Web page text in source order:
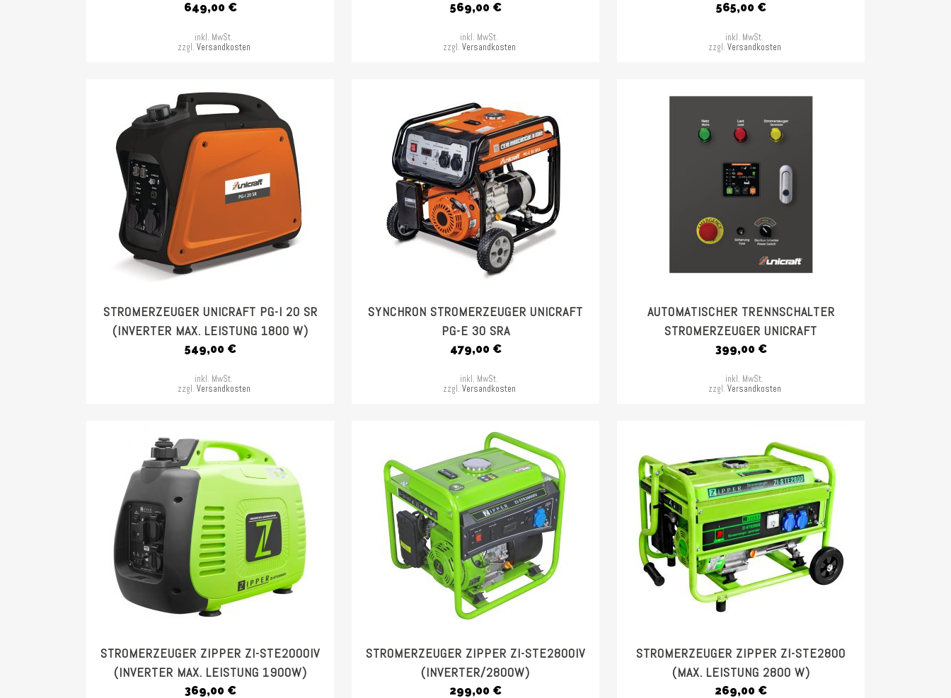
649,00 €
inkl. MwSt.
zzgl. Versandkosten
569,00 €
inkl. MwSt.
zzgl. Versandkosten
565,00 €
inkl. MwSt.
zzgl. Versandkosten
STROMERZEUGER UNICRAFT PG-I 20 SR
(INVERTER MAX. LEISTUNG 1800 W)
549,00 €
inkl. MwSt.
zzgl. Versandkosten
SYNCHRON STROMERZEUGER UNICRAFT
PG-E 30 SRA
479,00 €
inkl. MwSt.
zzgl. Versandkosten
AUTOMATISCHER TRENNSCHALTER
STROMERZEUGER UNICRAFT
399,00 €
inkl. MwSt.
zzgl. Versandkosten
STROMERZEUGER ZIPPER ZI-STE2000IV
(INVERTER MAX. LEISTUNG 1900W)
369,00 €
STROMERZEUGER ZIPPER ZI-STE2800IV
(INVERTER/2800W)
299,00 €
STROMERZEUGER ZIPPER ZI-STE2800
(MAX. LEISTUNG 2800 W)
269,00 €